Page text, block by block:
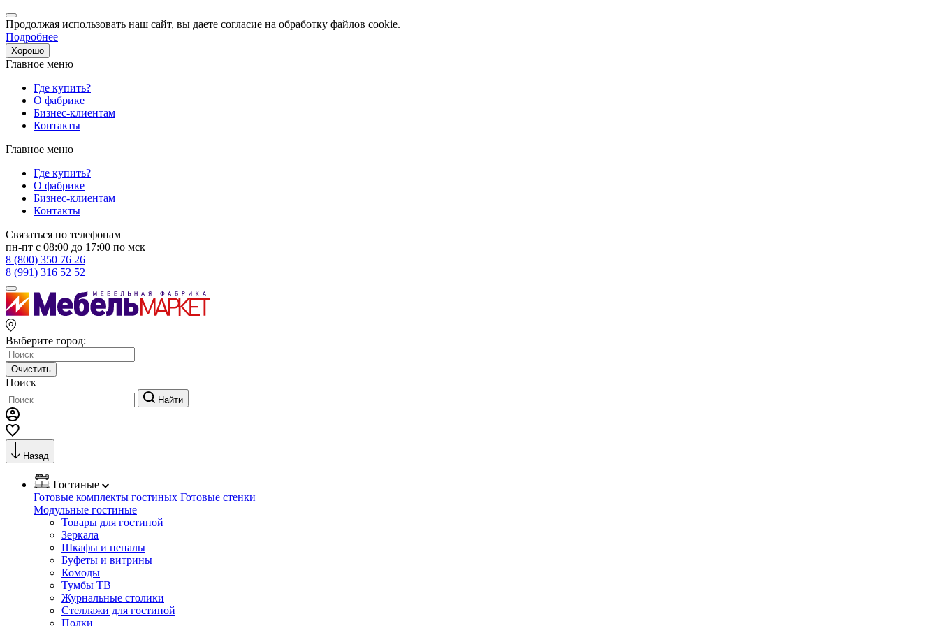
Продолжая использовать наш сайт, вы даете согласие на обработку файлов cookie.
Подробнее
Хорошо
Главное меню
Где купить?
О фабрике
Бизнес-клиентам
Контакты
Главное меню
Где купить?
О фабрике
Бизнес-клиентам
Контакты
Связаться по телефонам
пн-пт с 08:00 до 17:00 по мск
8 (800) 350 76 26
8 (991) 316 52 52
Выберите город:
Очистить
Поиск
Найти
Назад
Гостиные
Готовые комплекты гостиных Готовые стенки
Модульные гостиные
Товары для гостиной
Зеркала
Шкафы и пеналы
Буфеты и витрины
Комоды
Тумбы ТВ
Журнальные столики
Стеллажи для гостиной
Полки